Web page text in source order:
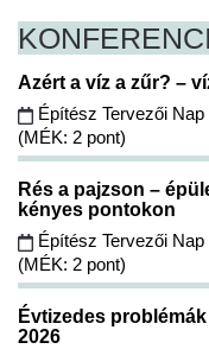
Azért a víz a zűr? –
Építész Tervezői
(MÉK: 2 pont)
Rés a pajzson –
kényes pontokon
Építész Tervezői
(MÉK: 2 pont)
Évtizedes
2026